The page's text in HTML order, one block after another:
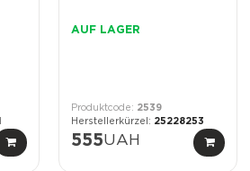
AUF LAGER
2539
25228253
555UAH